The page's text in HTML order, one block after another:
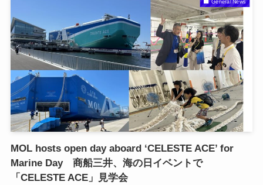
General News
MOL hosts open day aboard ‘CELESTE ACE’ for
Marine Day 商船三井、海の日イベントで
「CELESTE ACE」見学会